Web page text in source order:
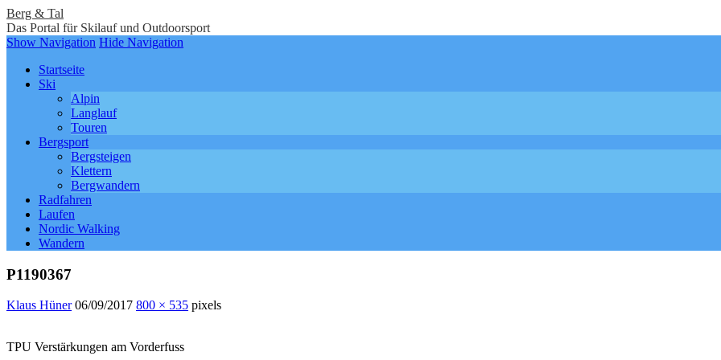
Berg & Tal
Das Portal für Skilauf und Outdoorsport
Show Navigation Hide Navigation
Startseite
Ski
Alpin
Langlauf
Touren
Bergsport
Bergsteigen
Klettern
Bergwandern
Radfahren
Laufen
Nordic Walking
Wandern
P1190367
Klaus Hüner 06/09/2017 800 × 535 pixels
TPU Verstärkungen am Vorderfuss